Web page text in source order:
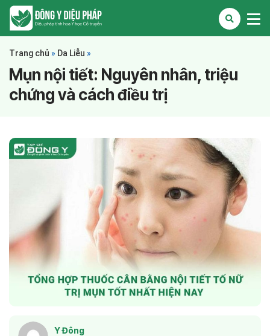
Trang chủ » Da Liễu »
Mụn nội tiết: Nguyên nhân, triệu
chứng và cách điều trị
Y Đông